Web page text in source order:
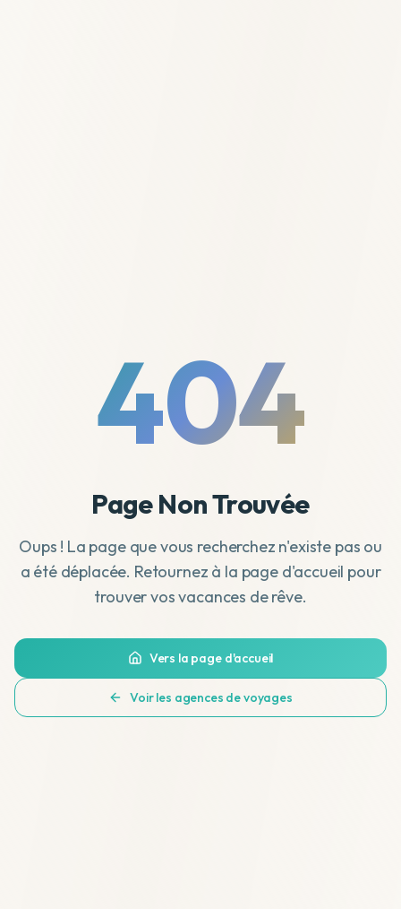
404
Page Non Trouvée
Oups ! La page que vous recherchez n'existe pas ou
a été déplacée. Retournez à la page d'accueil pour
trouver vos vacances de rêve.
Vers la page d'accueil
Voir les agences de voyages